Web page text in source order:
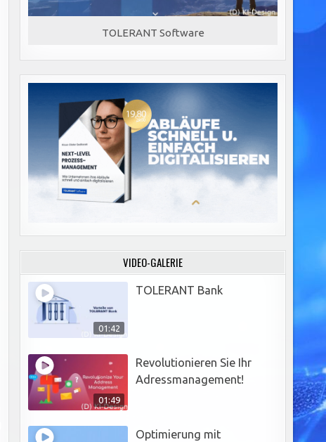
TOLERANT Software
VIDEO-GALERIE
01:42
TOLERANT Bank
01:49
Revolutionieren Sie Ihr
Adressmanagement!
Optimierung mit